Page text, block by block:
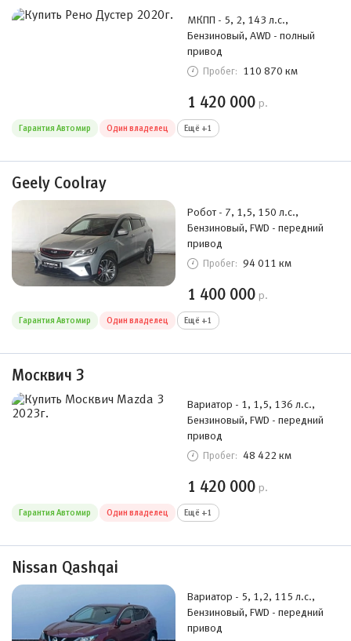
МКПП - 5, 2, 143 л.с.,
Бензиновый, AWD - полный
привод
Пробег: 110 870 км
1 420 000 р.
Гарантия Автомир Один владелец Ещё +1
Geely Coolray
Робот - 7, 1,5, 150 л.с.,
Бензиновый, FWD - передний
привод
Пробег: 94 011 км
1 400 000 р.
Гарантия Автомир Один владелец Ещё +1
Москвич 3
Вариатор - 1, 1,5, 136 л.с.,
Бензиновый, FWD - передний
привод
Пробег: 48 422 км
1 420 000 р.
Гарантия Автомир Один владелец Ещё +1
Nissan Qashqai
Вариатор - 5, 1,2, 115 л.с.,
Бензиновый, FWD - передний
привод